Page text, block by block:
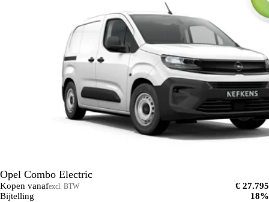
Opel Combo Electric
Kopen vanafexcl. BTW
€ 27.795
Bijtelling
18%